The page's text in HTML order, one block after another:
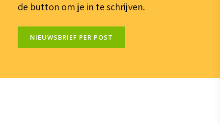
de button om je in te schrijven.
NIEUWSBRIEF PER POST